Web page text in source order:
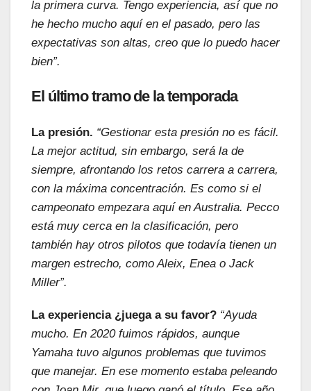
la primera curva. Tengo experiencia, así que no
he hecho mucho aquí en el pasado, pero las
expectativas son altas, creo que lo puedo hacer
bien”.
El último tramo de la temporada
La presión. “Gestionar esta presión no es fácil.
La mejor actitud, sin embargo, será la de
siempre, afrontando los retos carrera a carrera,
con la máxima concentración. Es como si el
campeonato empezara aquí en Australia. Pecco
está muy cerca en la clasificación, pero
también hay otros pilotos que todavía tienen un
margen estrecho, como Aleix, Enea o Jack
Miller”.
La experiencia ¿juega a su favor? “Ayuda
mucho. En 2020 fuimos rápidos, aunque
Yamaha tuvo algunos problemas que tuvimos
que manejar. En ese momento estaba peleando